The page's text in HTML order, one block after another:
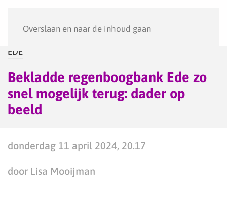
Overslaan en naar de inhoud gaan
EDE
Bekladde regenboogbank Ede zo
snel mogelijk terug: dader op
beeld
donderdag 11 april 2024, 20.17
door Lisa Mooijman